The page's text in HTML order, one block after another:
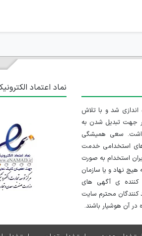
استخدام در تاریخ ۱۳۹۱/۱/۱۰ راه اندازی شد و با تلاش
جهت تبدیل شدن به
سعی همیشگی
های استخدامی خدمت
استخدام به صورت
نهاد و یا سازمان
کننده ی آگهی های
کنندگان محترم سایت
آن هوشیار باشند.
نماد اعتماد